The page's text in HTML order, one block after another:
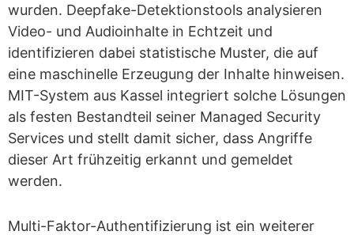
wurden. Deepfake-Detektionstools analysieren
Video- und Audioinhalte in Echtzeit und
identifizieren dabei statistische Muster, die auf
eine maschinelle Erzeugung der Inhalte hinweisen.
MIT-System aus Kassel integriert solche Lösungen
als festen Bestandteil seiner Managed Security
Services und stellt damit sicher, dass Angriffe
dieser Art frühzeitig erkannt und gemeldet
werden.
Multi-Faktor-Authentifizierung ist ein weiterer